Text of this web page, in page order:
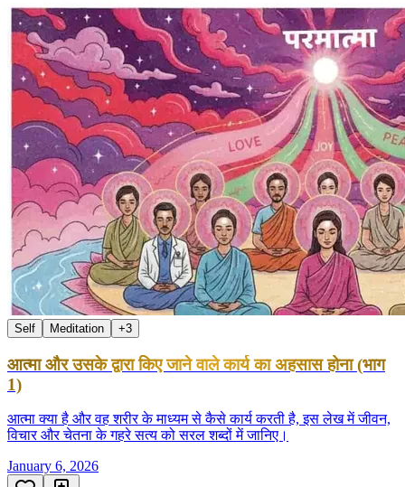
Self Meditation +3
आत्मा और उसके द्वारा किए जाने वाले कार्य का अहसास होना (भाग
1)
आत्मा क्या है और वह शरीर के माध्यम से कैसे कार्य करती है, इस लेख में जीवन,
विचार और चेतना के गहरे सत्य को सरल शब्दों में जानिए।
January 6, 2026